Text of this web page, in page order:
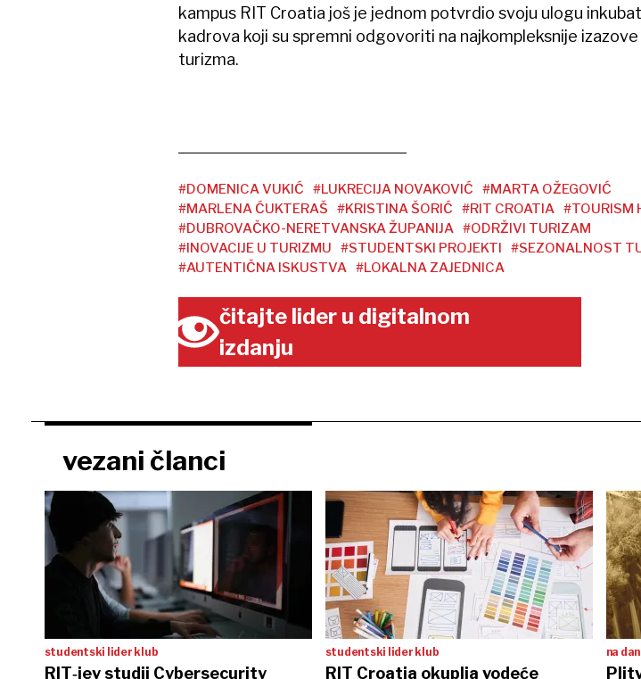
kampus RIT Croatia još je jednom potvrdio svoju ulogu
kadrova koji su spremni odgovoriti na najkompleksnije
turizma.
#DOMENICA VUKIĆ #LUKRECIJA NOVAKOVIĆ
#MARTA OŽEGOVIĆ
#MARLENA ĆUKTERAŠ
#KRISTINA ŠORIĆ #RIT CROATIA #TOURISM
#DUBROVAČKO-NERETVANSKA ŽUPANIJA #ODRŽIVI TURIZAM
#INOVACIJE U TURIZMU
#STUDENTSKI PROJEKTI
#SEZONALNOST
#AUTENTIČNA ISKUSTVA #LOKALNA ZAJEDNICA
čitajte lider u digitalnom
izdanju
vezani članci
studentski lider klub
RIT‑jev studij Cybersecurity
studentski lider klub
RIT Croatia okuplja vodeće
na